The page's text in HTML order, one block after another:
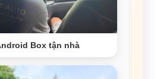
Box tận nhà